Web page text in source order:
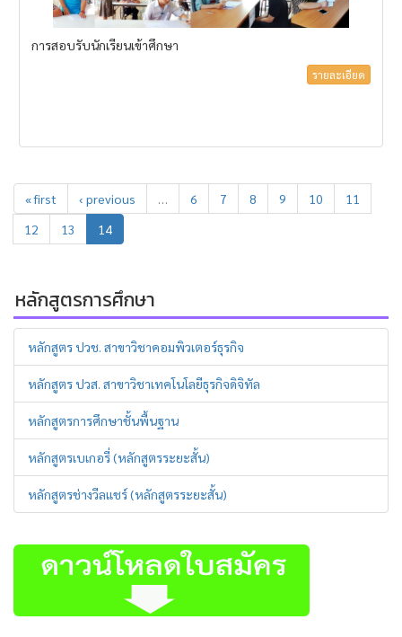
การสอบรับนักเรียนเข้าศึกษา
รายละเอียด
« first ‹ previous … 6 7 8 9 10
11
12
13 14
หลักสูตรการศึกษา
หลักสูตร ปวช. สาขาวิชาคอมพิวเตอร์ธุรกิจ
หลักสูตร ปวส. สาขาวิชาเทคโนโลยีธุรกิจดิจิทัล
หลักสูตรการศึกษาชั้นพื้นฐาน
หลักสูตรเบเกอรี่ (หลักสูตรระยะสั้น)
หลักสูตรช่างวีลแชร์ (หลักสูตรระยะสั้น)